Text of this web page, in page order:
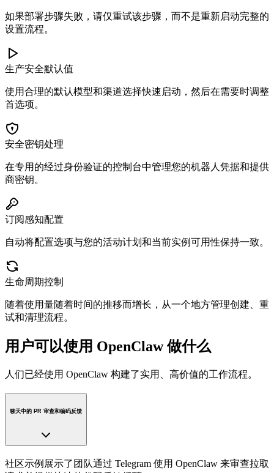
如果部署步骤失败，请仅重试该步骤，而不是重新启动完整的
设置流程。
生产安全默认值
使用合理的默认模型和渠道选择快速启动，然后在需要时调整
首选项。
安全密钥处理
在专用的经过身份验证的控制台中管理您的机器人凭据和提供
商密钥。
订阅感知配置
自动将配置选项与您的活动计划和当前实例可用性保持一致。
生命周期控制
随着使用量随着时间的推移而增长，从一个地方管理创建、重
试和清理流程。
用户可以使用 OpenClaw 做什么
人们已经使用 OpenClaw 构建了实用、高价值的工作流程。
聊天中的 PR 审查和编码反馈
社区示例展示了团队通过 Telegram 使用 OpenClaw 来审查拉取